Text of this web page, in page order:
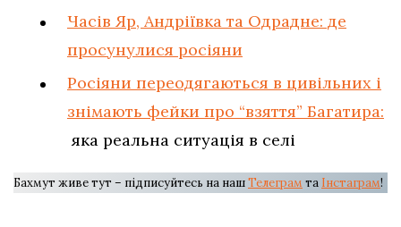
Часів Яр, Андріївка та Одрадне: де
просунулися росіяни
Росіяни переодягаються в цивільних і
знімають фейки про “взяття” Багатира:
яка реальна ситуація в селі
Бахмут живе тут – підписуйтесь на нашТелеграм та Інстаграм!